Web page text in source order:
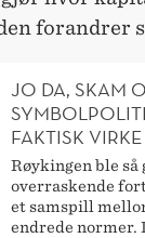
forandrer
JO DA, SKAM
FAKTISK VIRKE
Røykingen ble så
overraskende
et samspill
endrede normer.